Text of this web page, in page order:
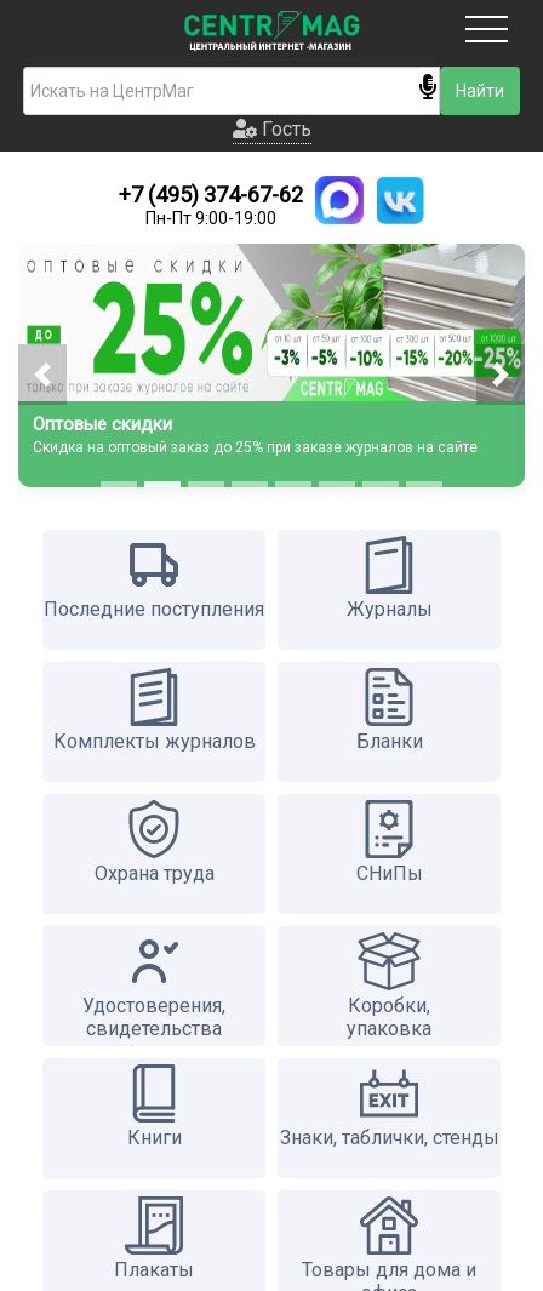
Гость
Новинки
Условия доставки
Условия оплаты
Контакты
Гость
+7 (495) 374-67-62
Пн-Пт 9:00-19:00
Оптовые скидки
Скидка на оптовый заказ до 25% при заказе журналов на сайте
Последние поступления Журналы
Комплекты журналов Бланки
Охрана труда СНиПы
Удостоверения,
свидетельства
Коробки,
упаковка
Книги Знаки, таблички, стенды
Плакаты
Товары для дома и